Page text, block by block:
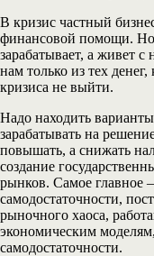
В кризис частный
финансовой помощи. Но
зарабатывает, а живет
нам только из тех
кризиса не выйти.
Надо находить
зарабатывать на
повышать, а снижать
создание
рынков. Самое главное
самодостаточности,
рыночного хаоса,
экономическим
самодостаточности.